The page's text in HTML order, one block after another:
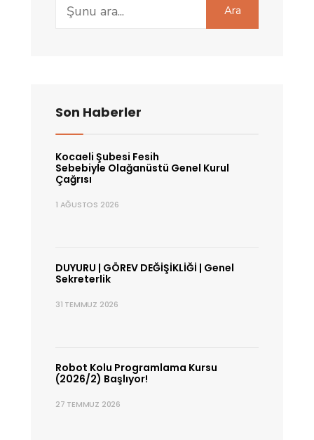
for:
Ara
Son Haberler
Kocaeli Şubesi Fesih
Sebebiyle Olağanüstü Genel Kurul
Çağrısı
1 AĞUSTOS 2026
DUYURU | GÖREV DEĞİŞİKLİĞİ | Genel
Sekreterlik
31 TEMMUZ 2026
Robot Kolu Programlama Kursu
(2026/2) Başlıyor!
27 TEMMUZ 2026